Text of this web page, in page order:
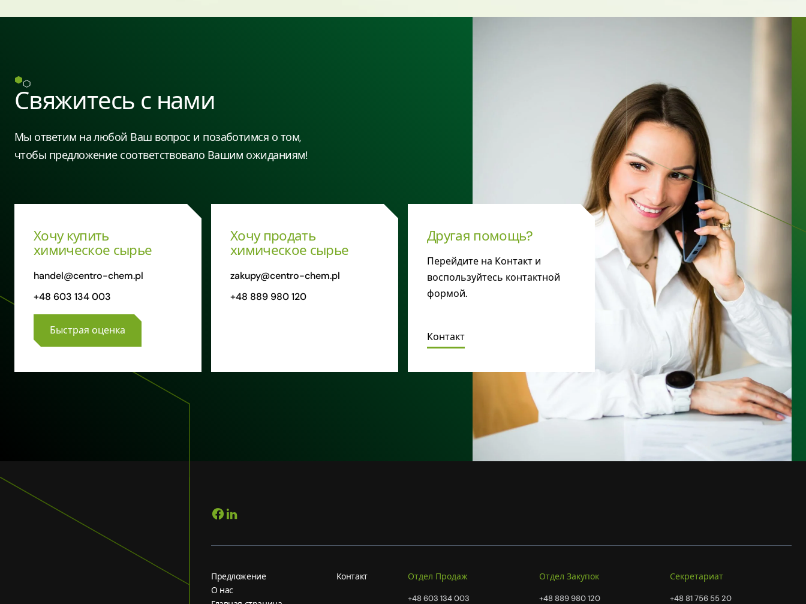
Свяжитесь с нами
Мы ответим на любой Ваш вопрос и позаботимся о том,
чтобы предложение соответствовало Вашим ожиданиям!
Хочу купить
химическое сырье
handel@centro-chem.pl
+48 603 134 003
Быстрая оценка
Хочу продать
химическое сырье
zakupy@centro-chem.pl
+48 889 980 120
Другая помощь?
Перейдите на Контакт и
воспользуйтесь контактной
формой.
Контакт
Предложение
О нас
Контакт Отдел Продаж
+48 603 134 003
Отдел Закупок
+48 889 980 120
Секретариат
+48 81 756 55 20